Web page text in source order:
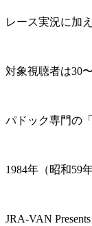
レース実況に加
対象視聴者は30
パドック専門の
1984年（昭和59
JRA-VAN